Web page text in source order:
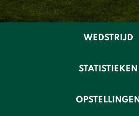
WEDSTRIJD
STATISTIEKEN
OPSTELLINGEN